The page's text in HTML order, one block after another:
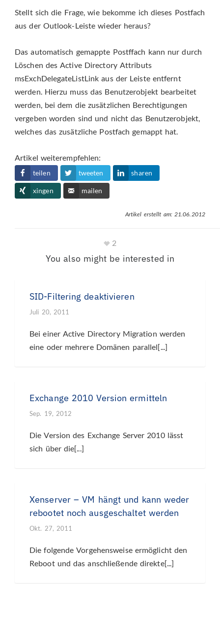
Stellt sich die Frage, wie bekomme ich dieses Postfach
aus der Outlook-Leiste wieder heraus?
Das automatisch gemappte Postffach kann nur durch
Löschen des Active Directory Attributs
msExchDelegateListLink aus der Leiste entfernt
werden. Hierzu muss das Benutzerobjekt bearbeitet
werden, bei dem die zusätzlichen Berechtigungen
vergeben worden sind und nicht das Benutzerobjekt,
welches das zusätzliche Postfach gemappt hat.
Artikel weiterempfehlen:
teilen tweeten sharen
xingen mailen
Artikel erstellt am: 21.06.2012
2
You also might be interested in
SID-Filtering deaktivieren
Juli 20, 2011
Bei einer Active Directory Migration werden
eine oder mehrere Domänen parallel[...]
Exchange 2010 Version ermitteln
Sep. 19, 2012
Die Version des Exchange Server 2010 lässt
sich über die[...]
Xenserver – VM hängt und kann weder
rebootet noch ausgeschaltet werden
Okt. 27, 2011
Die folgende Vorgehensweise ermöglicht den
Reboot und das anschließende direkte[...]